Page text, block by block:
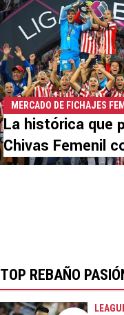
MERCADO DE FICHAJES
La histórica que
Chivas Femenil
TOP REBAÑO